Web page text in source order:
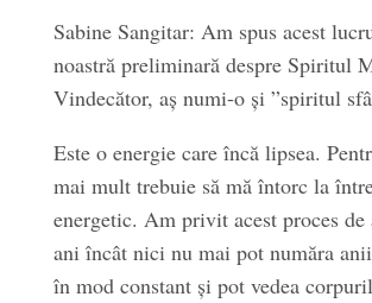
Sabine Sangitar: Am spus acest
noastră preliminară despre Spiritul
Vindecător, aș numi-o și ”spiritul
Este o energie care încă lipsea.
mai mult trebuie să mă întorc la
energetic. Am privit acest proces
ani încât nici nu mai pot număra
în mod constant și pot vedea